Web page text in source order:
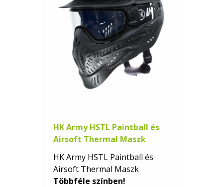
HK Army HSTL Paintball és
Airsoft Thermal Maszk
HK Army HSTL Paintball és
Airsoft Thermal Maszk
Többféle színben!